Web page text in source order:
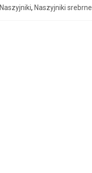
Naszyjniki, Naszyjniki srebrne